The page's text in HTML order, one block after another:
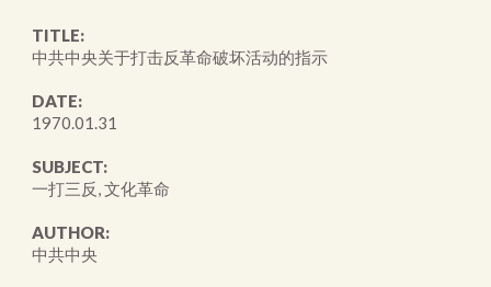
TITLE:
中共中央关于打击反革命破坏活动的指示
DATE:
1970.01.31
SUBJECT:
一打三反, 文化革命
AUTHOR:
中共中央